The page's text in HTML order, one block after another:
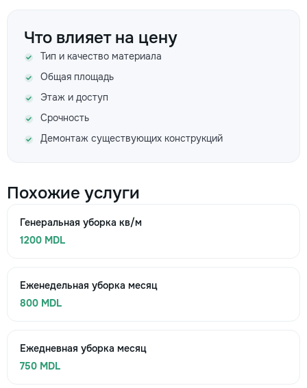
Что влияет на цену
Тип и качество материала
Общая площадь
Этаж и доступ
Срочность
Демонтаж существующих конструкций
Похожие услуги
Генеральная уборка кв/м
1200 MDL
Еженедельная уборка месяц
800 MDL
Ежедневная уборка месяц
750 MDL